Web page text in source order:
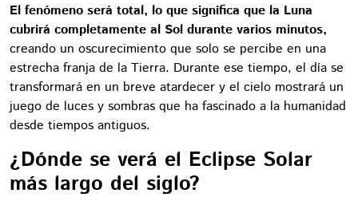
El fenómeno será total, lo que significa que la Luna
cubrirá completamente al Sol durante varios minutos,
creando un oscurecimiento que solo se percibe en una
estrecha franja de la Tierra. Durante ese tiempo, el día se
transformará en un breve atardecer y el cielo mostrará un
juego de luces y sombras que ha fascinado a la humanidad
desde tiempos antiguos.
¿Dónde se verá el Eclipse Solar
más largo del siglo?